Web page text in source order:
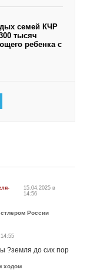
семей КЧР
тысяч
ребенка с
15.04.2025 в
14:56
России
?земля до сих пор
ходом